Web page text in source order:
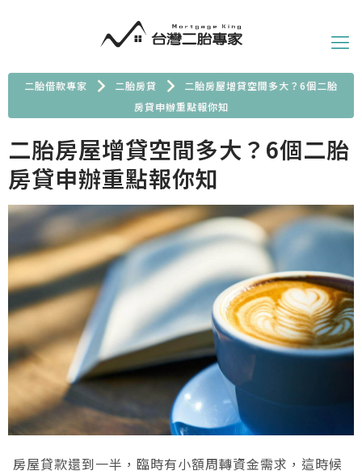
二胎借款專家 二胎房貸
二胎房屋增貸空間多大？6個二胎
房貸申辦重點報你知
二胎房屋增貸空間多大？6個二胎
房貸申辦重點報你知
房屋貸款還到一半，臨時有小額周轉資金需求，這時候